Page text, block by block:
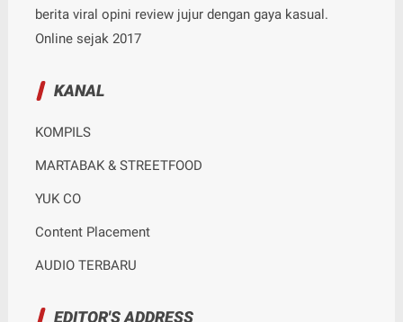
berita viral opini review jujur dengan gaya kasual.
Online sejak 2017
KANAL
KOMPILS
MARTABAK & STREETFOOD
YUK CO
Content Placement
AUDIO TERBARU
EDITOR'S ADDRESS